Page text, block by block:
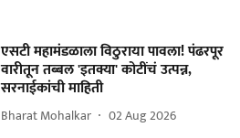
एसटी महामंडळाला विठुराया पावला! पंढरपूर
वारीतून तब्बल 'इतक्या' कोटींचं उत्पन्न,
सरनाईकांची माहिती
Bharat Mohalkar 02 Aug 2026